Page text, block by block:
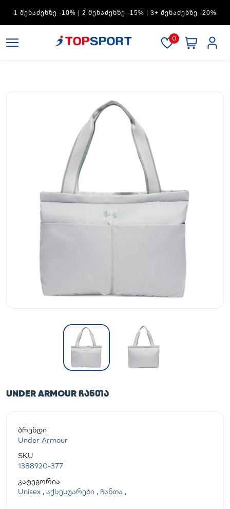
ᲨᲔᲜᲐᲫᲔᲜᲖᲔ -30%
0
UNDER ARMOUR ᲩᲐᲜᲗᲐ
ბრენდი
Under Armour
SKU
1388920-377
კატეგორია
Unisex , აქსესუარები , ჩანთა ,